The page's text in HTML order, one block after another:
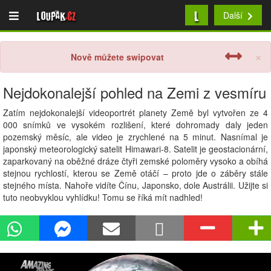
Loupak.cz L Další
×
Nově můžete swipovat
Nejdokonalejší pohled na Zemi z vesmíru
Zatím nejdokonalejší videoportrét planety Země byl vytvořen ze 4
000 snímků ve vysokém rozlišení, které dohromady daly jeden
pozemský měsíc, ale video je zrychlené na 5 minut. Nasnímal je
japonský meteorologický satelit Himawari-8. Satelit je geostacionární,
zaparkovaný na oběžné dráze čtyři zemské poloměry vysoko a obíhá
stejnou rychlostí, kterou se Země otáčí – proto jde o záběry stále
stejného místa. Nahoře vidíte Čínu, Japonsko, dole Austrálii. Užijte si
tuto neobvyklou vyhlídku! Tomu se říká mít nadhled!